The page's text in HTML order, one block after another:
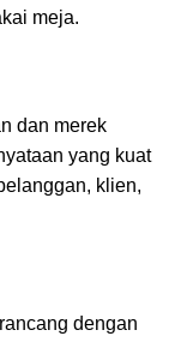
meja.
dan merek
yang kuat
klien,
dengan